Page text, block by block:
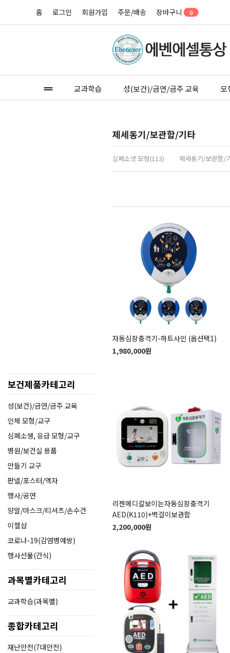
홈 로그인 회원가입 주문/배송 장바구니 0
교과학습 성(보건)/금연/금주 교육 모
보건제품카테고리
성(보건)/금연/금주 교육
인체 모형/교구
심폐소생, 응급 모형/교구
병원/보건실 용품
만들기 교구
판넬/포스터/액자
행사/공연
양말/마스크/티셔츠/손수건
이젤샵
코로나-19(감염병예방)
행사선물(간식)
과목별카테고리
교과학습(과목별)
종합카테고리
재난안전(7대안전)
제세동기/보관함/기타
심폐소생 모형(113) 제세동기/보관함/
자동심장충격기-하트사인 (옵션택1)
1,980,000원
리젠메디칼보이는자동심장충격기
AED(K110)+벽걸이보관함
2,200,000원